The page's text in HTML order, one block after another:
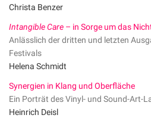
Christa Benzer
Intangible Care – in Sorge um das
Anlässlich der dritten und letzten
Festivals
Helena Schmidt
Synergien in Klang und Oberfläche
Ein Porträt des Vinyl- und Sound-Art-
Heinrich Deisl